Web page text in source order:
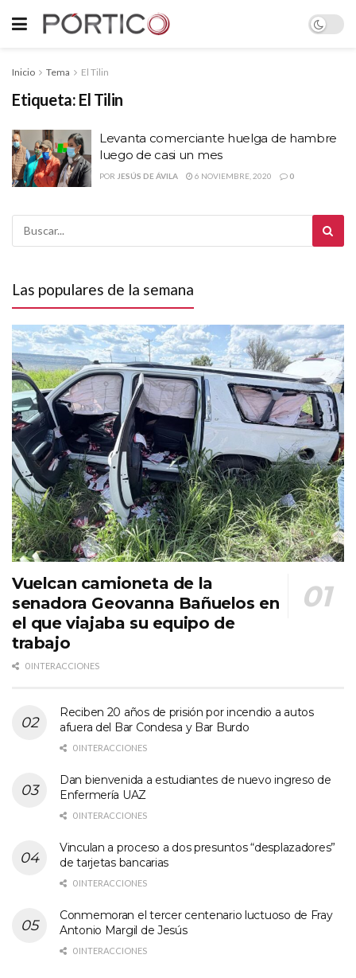
Inicio Tema El Tilin
Etiqueta: El Tilin
Levanta comerciante huelga de hambre
luego de casi un mes
POR JESÚS DE ÁVILA 6 NOVIEMBRE, 2020 0
Las populares de la semana
Vuelcan camioneta de la
senadora Geovanna Bañuelos en
el que viajaba su equipo de
trabajo
0 INTERACCIONES
Reciben 20 años de prisión por incendio a autos
afuera del Bar Condesa y Bar Burdo
0 INTERACCIONES
Dan bienvenida a estudiantes de nuevo ingreso de
Enfermería UAZ
0 INTERACCIONES
Vinculan a proceso a dos presuntos “desplazadores”
de tarjetas bancarias
0 INTERACCIONES
Conmemoran el tercer centenario luctuoso de Fray
Antonio Margil de Jesús
0 INTERACCIONES